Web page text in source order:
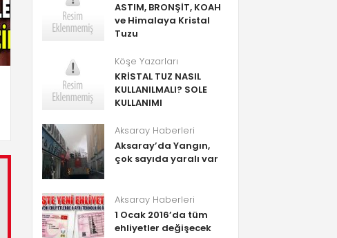
ASTIM, BRONŞİT, KOAH
ve Himalaya Kristal
Tuzu
Köşe Yazarları
KRİSTAL TUZ NASIL
KULLANILMALI? SOLE
KULLANIMI
Aksaray Haberleri
Aksaray’da Yangın,
çok sayıda yaralı var
Aksaray Haberleri
1 Ocak 2016’da tüm
ehliyetler değişecek